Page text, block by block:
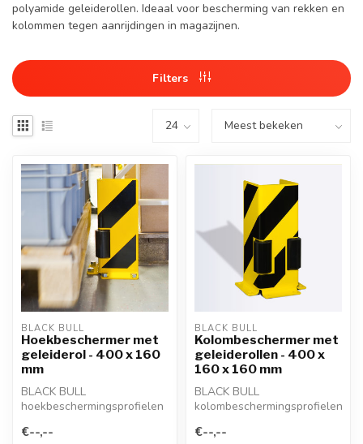
polyamide geleiderollen. Ideaal voor bescherming van rekken en
kolommen tegen aanrijdingen in magazijnen.
Filters
BLACK BULL
Hoekbeschermer met
geleiderol - 400 x 160
mm
BLACK BULL
hoekbeschermingsprofielen
beschermen verticale e...
€--,--
BLACK BULL
Kolombeschermer met
geleiderollen - 400 x
160 x 160 mm
BLACK BULL
kolombeschermingsprofielen
beschermen verticale ...
€--,--